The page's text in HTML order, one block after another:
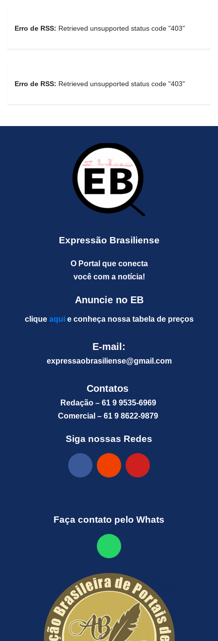
Erro de RSS: Retrieved unsupported status code "403"
Erro de RSS: Retrieved unsupported status code "403"
Expressão Brasiliense
O Portal que conecta
você com a notícia!
Anuncie no EB
clique aquie conheça nossa tabela de preços
E-mail:
expressaobrasiliense@gmail.com
Contatos
Redação – 61 9 9535-6969
Comercial – 61 9 8622-9879
Siga nossas Redes
Faça contato pelo Whats